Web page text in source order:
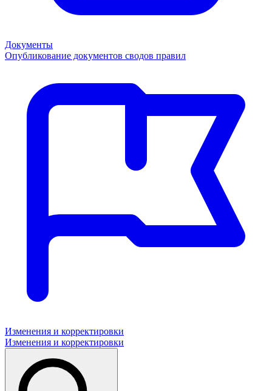
Документы
Опубликование документов сводов правил
Изменения и корректировки
Изменения и корректировки